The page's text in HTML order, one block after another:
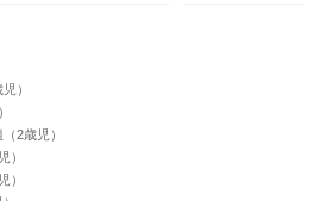
）
2歳児）
）
）